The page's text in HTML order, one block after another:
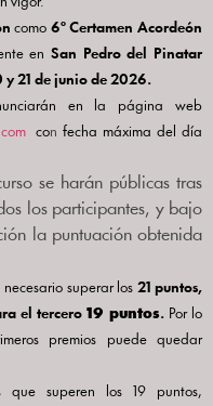
como 6º Certamen Acordeón
enSan Pedro del Pinatar
y 21 de junio de 2026.
en la página web
con fecha máxima del día
se harán públicas tras
los participantes, y bajo
la puntuación obtenida
superar los 21 puntos,
el tercero 19 puntos. Por lo
premios puede quedar
que superen los 19 puntos,